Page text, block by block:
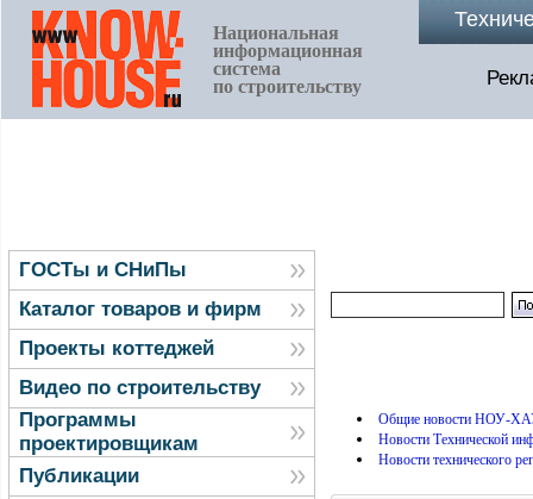
Национальная
информационная
система
по строительству
ГОСТы и СНиПы
Каталог товаров и фирм
Проекты коттеджей
Видео по строительству
Программы
проектировщикам
Публикации
Общие новости НОУ-
Новости Технической
Новости технического